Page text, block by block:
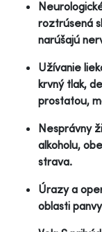
roztrúsená
narúšajú
Užívanie
krvný tlak,
prostatou,
Nesprávny
alkoholu,
strava.
Úrazy a
oblasti